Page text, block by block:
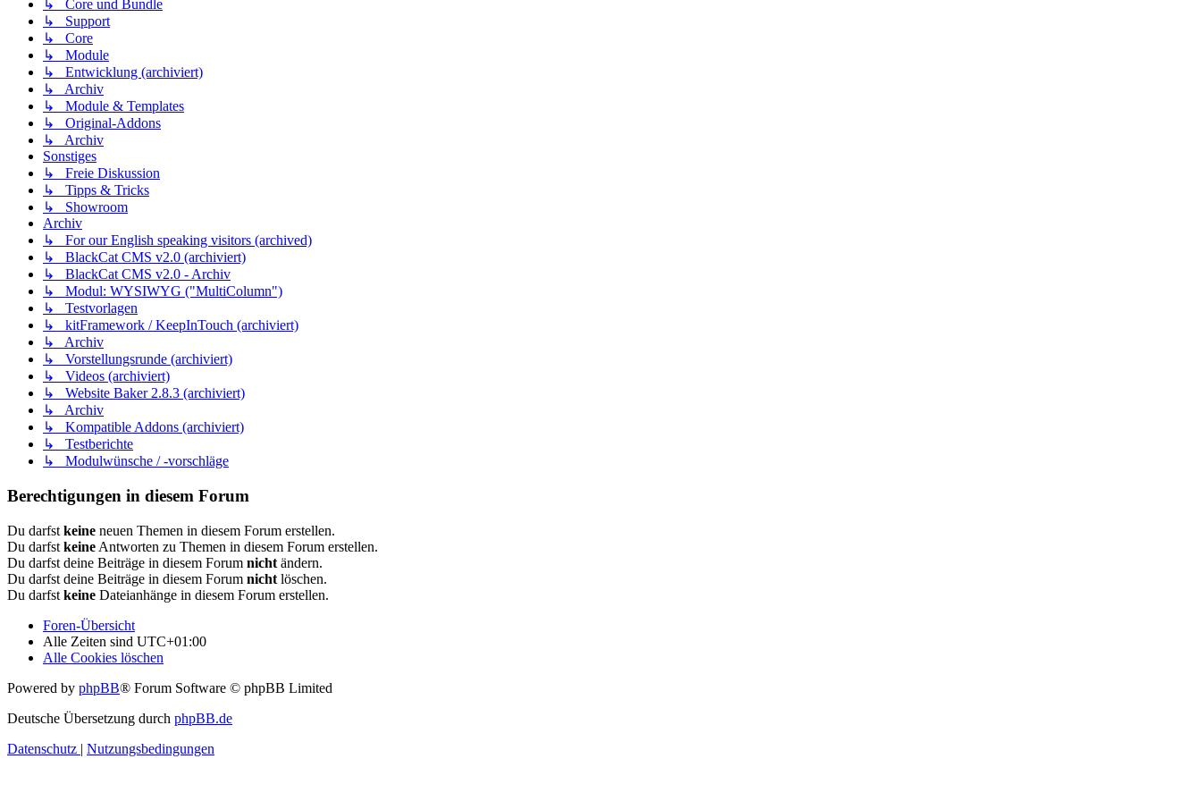
↳ Core und Bundle
↳ Support
↳ Core
↳ Module
↳ Entwicklung (archiviert)
↳ Archiv
↳ Module & Templates
↳ Original-Addons
↳ Archiv
Sonstiges
↳ Freie Diskussion
↳ Tipps & Tricks
↳ Showroom
Archiv
↳ For our English speaking visitors (archived)
↳ BlackCat CMS v2.0 (archiviert)
↳ BlackCat CMS v2.0 - Archiv
↳ Modul: WYSIWYG ("MultiColumn")
↳ Testvorlagen
↳ kitFramework / KeepInTouch (archiviert)
↳ Archiv
↳ Vorstellungsrunde (archiviert)
↳ Videos (archiviert)
↳ Website Baker 2.8.3 (archiviert)
↳ Archiv
↳ Kompatible Addons (archiviert)
↳ Testberichte
↳ Modulwünsche / -vorschläge
Berechtigungen in diesem Forum
Du darfst keine neuen Themen in diesem Forum erstellen.
Du darfst keine Antworten zu Themen in diesem Forum erstellen.
Du darfst deine Beiträge in diesem Forum nicht ändern.
Du darfst deine Beiträge in diesem Forum nicht löschen.
Du darfst keine Dateianhänge in diesem Forum erstellen.
Foren-Übersicht
Alle Zeiten sind UTC+01:00
Alle Cookies löschen
Powered by phpBB® Forum Software © phpBB Limited
Deutsche Übersetzung durch phpBB.de
Datenschutz | Nutzungsbedingungen